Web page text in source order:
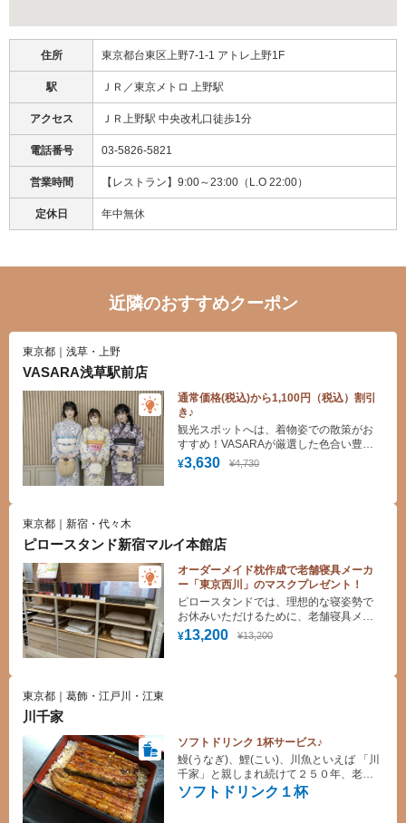
住所 東京都台東区上野7-1-1 アトレ上野1F
駅 ＪＲ／東京メトロ 上野駅
アクセス ＪＲ上野駅 中央改札口徒歩1分
電話番号 03-5826-5821
営業時間 【レストラン】9:00～23:00（L.O 22:00）
定休日 年中無休
近隣のおすすめクーポン
東京都｜浅草・上野
VASARA浅草駅前店
通常価格(税込)から1,100円（税込）割引
き♪
¥3,630 ¥4,730
観光スポットへは、着物姿での散策がお
すすめ！VASARAが厳選した色合い豊か
な着物からお好みの一着をお楽しみくだ
さい。手ぶらでOK！着付け・ヘアセット
東京都｜新宿・代々木
ピロースタンド新宿マルイ本館店
オーダーメイド枕作成で老舗寝具メーカ
ー「東京西川」のマスクプレゼント！
¥13,200 ¥13,200
ピロースタンドでは、理想的な寝姿勢で
お休みいただけるために、老舗寝具メー
カー「東京西川」プロデュースのオーダ
ーメイド枕をその場で計測＆お渡しでき
東京都｜葛飾・江戸川・江東
川千家
ソフトドリンク 1杯サービス♪
ソフトドリンク１杯
鰻(うなぎ)、鯉(こい)、川魚といえば 「川
千家」と親しまれ続けて２５０年、老舗
の味をどうぞお楽しみください。 柴又帝
釈天、矢切の渡し、寅さん映画等でお馴